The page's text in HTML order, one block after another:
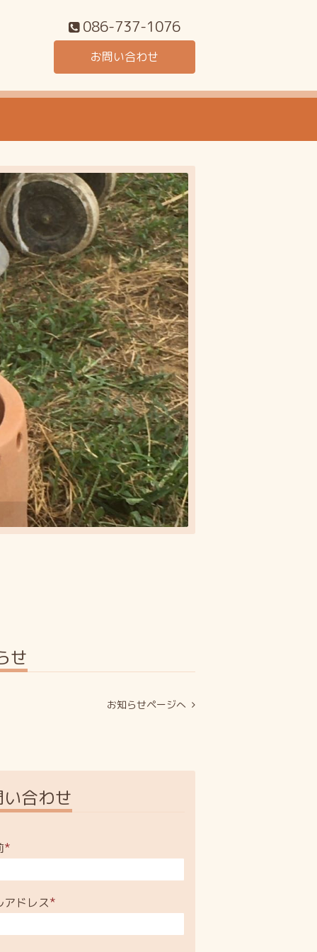
086-737-1076
お問い合わせ
せ
お知らせページへ
合わせ
*
アドレス*